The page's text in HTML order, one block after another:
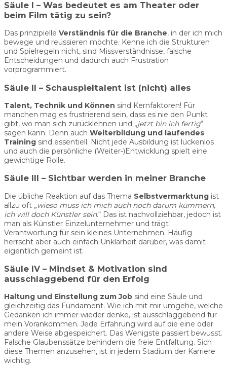
Säule I – Was bedeutet es am Theater oder
beim Film tätig zu sein?
Das prinzipielle Verständnis für die Branche, in der ich mich
bewege und reüssieren möchte. Kenne ich die Strukturen
und Spielregeln nicht, sind Missverständnisse, falsche
Entscheidungen und dadurch auch Frustration
vorprogrammiert.
Säule II – Schauspieltalent ist (nicht) alles
Talent, Technik und Können sind Kernfaktoren! Für
manchen mag es frustrierend sein, dass es nie den Punkt
gibt, wo man sich zurücklehnen und „jetzt bin ich fertig“
sagen kann. Denn auch Weiterbildung und laufendes
Training sind essentiell. Nicht jede Ausbildung ist lückenlos
und auch die persönliche (Weiter-)Entwicklung spielt eine
gewichtige Rolle.
Säule III – Sichtbar werden in meiner Branche
Die übliche Reaktion auf das Thema Selbstvermarktung ist
allzu oft „wieso muss ich mich auch noch darum kümmern,
ich will doch Künstler sein.“ Das ist nachvollziehbar, jedoch ist
man als Künstler Einzelunternehmer und trägt
Verantwortung für sein kleines Unternehmen. Häufig
herrscht aber auch einfach Unklarheit darüber, was damit
eigentlich gemeint ist.
Säule IV – Mindset & Motivation sind
ausschlaggebend für den Erfolg
Haltung und Einstellung zum Job sind eine Säule und
gleichzeitig das Fundament. Wie ich mit mir umgehe, welche
Gedanken ich immer wieder denke, ist ausschlaggebend für
mein Vorankommen. Jede Erfahrung wird auf die eine oder
andere Weise abgespeichert. Das Wenigste passiert bewusst.
Falsche Glaubenssätze behindern die freie Entfaltung. Sich
diese Themen anzusehen, ist in jedem Stadium der Karriere
wichtig.